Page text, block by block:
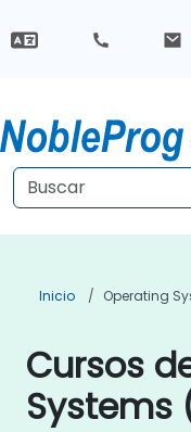
Inicio Operating
Cursos
Systems